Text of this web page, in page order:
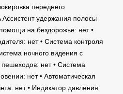
переднего
удержания полосы
на бездорожье: нет •
нет • Система контроля
ночного видения с
нет • Система
нет • Автоматическая
нет • Индикатор давления